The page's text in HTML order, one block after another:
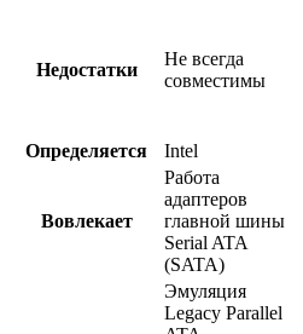
Недостатки
Не всегда
совместимы
Определяется
Intel
Вовлекает
Работа
адаптеров
главной шины
Serial ATA
(SATA)
Эмуляция
Legacy Parallel